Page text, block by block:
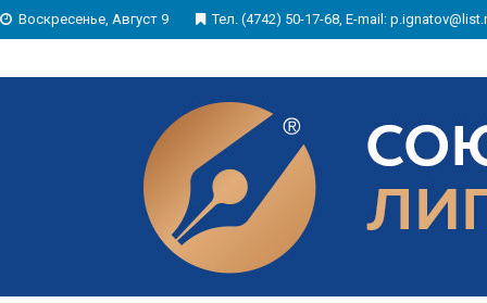
Воскресенье, Август 9 Тел. (4742) 50-17-68, E-mail: